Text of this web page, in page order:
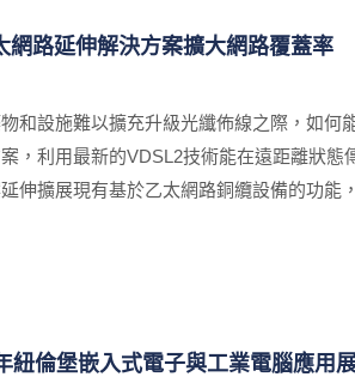
網路延伸解決方案擴大網路覆蓋率
和設施難以擴充升級光纖佈線之際，如
，利用最新的VDSL2技術能在遠距離狀
伸擴展現有基於乙太網路銅纜設備的功能
紐倫堡嵌入式電子與工業電腦應